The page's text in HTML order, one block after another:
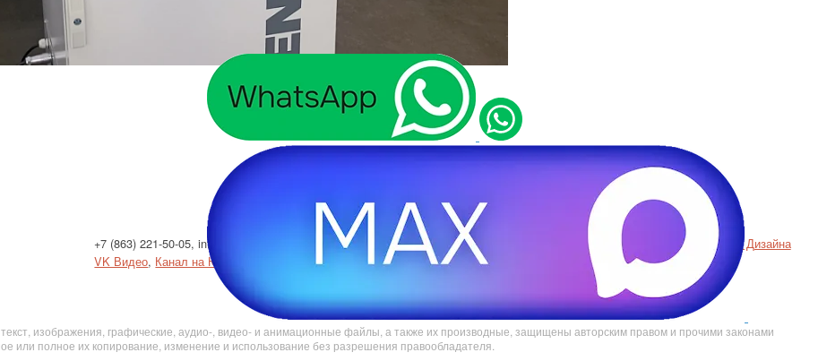
+7 (863) 221-50-05,info@enset.ru
VK Видео, Канал на Ютубе
Политика конфиденциальности
Использование cookie
Пример Хорошего Дизайна
изображения, графические, аудио-, видео- и анимационные файлы, а также их производные, защищены авторским правом и прочими законами
или полное их копирование, изменение и использование без разрешения правообладателя.